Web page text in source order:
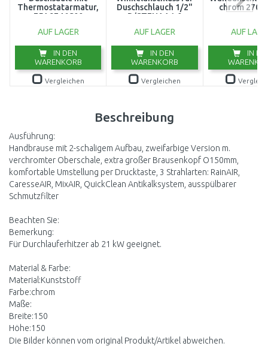
Thermostatarmatur,
75A9746C00
AUF LAGER
IN DEN
WARENKORB
Vergleichen
Duschschlauch 1/2"
D/STENAA1,0
AUF LAGER
IN DEN
WARENKORB
Vergleichen
chrom
AUF
IN
Beschreibung
Ausführung:
Handbrause mit 2-schaligem Aufbau, zweifarbige Version m.
verchromter Oberschale, extra großer Brausenkopf O150mm,
komfortable Umstellung per Drucktaste, 3 Strahlarten: RainAIR,
CaresseAIR, MixAIR, QuickClean Antikalksystem, ausspülbarer
Schmutzfilter
Beachten Sie:
Bemerkung:
Für Durchlauferhitzer ab 21 kW geeignet.
Material & Farbe:
Material:Kunststoff
Farbe:chrom
Maße:
Breite:150
Höhe:150
Die Bilder können vom original Produkt/Artikel abweichen.